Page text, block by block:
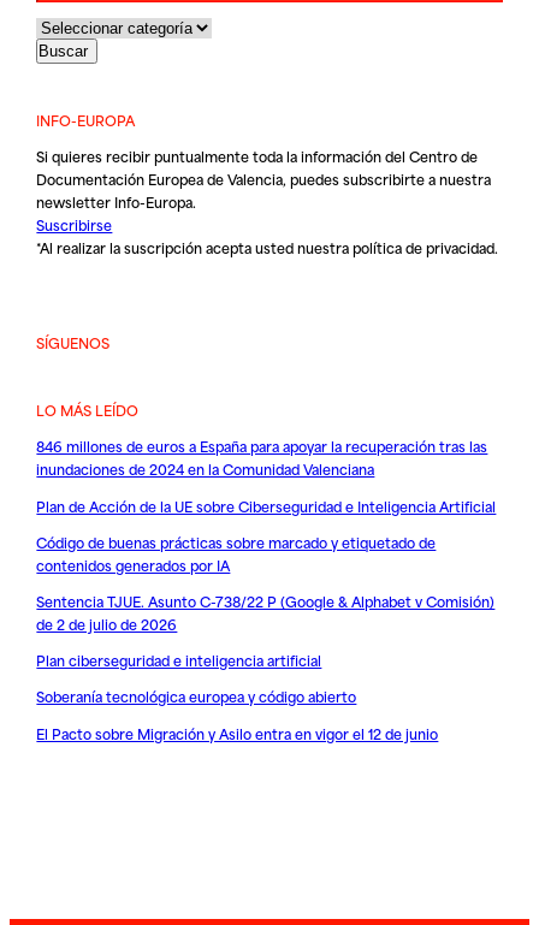
INFO-EUROPA
Si quieres recibir puntualmente toda la información del Centro de
Documentación Europea de Valencia, puedes subscribirte a nuestra
newsletter Info-Europa.
Suscribirse
*Al realizar la suscripción acepta usted nuestrapolítica de privacidad.
SÍGUENOS
LO MÁS LEÍDO
846 millones de euros a España para apoyar la recuperación tras las
inundaciones de 2024 en la Comunidad Valenciana
Plan de Acción de la UE sobre Ciberseguridad e Inteligencia Artificial
Código de buenas prácticas sobre marcado y etiquetado de
contenidos generados por IA
Sentencia TJUE. Asunto C-738/22 P (Google & Alphabet v Comisión)
de 2 de julio de 2026
Plan ciberseguridad e inteligencia artificial
Soberanía tecnológica europea y código abierto
El Pacto sobre Migración y Asilo entra en vigor el 12 de junio